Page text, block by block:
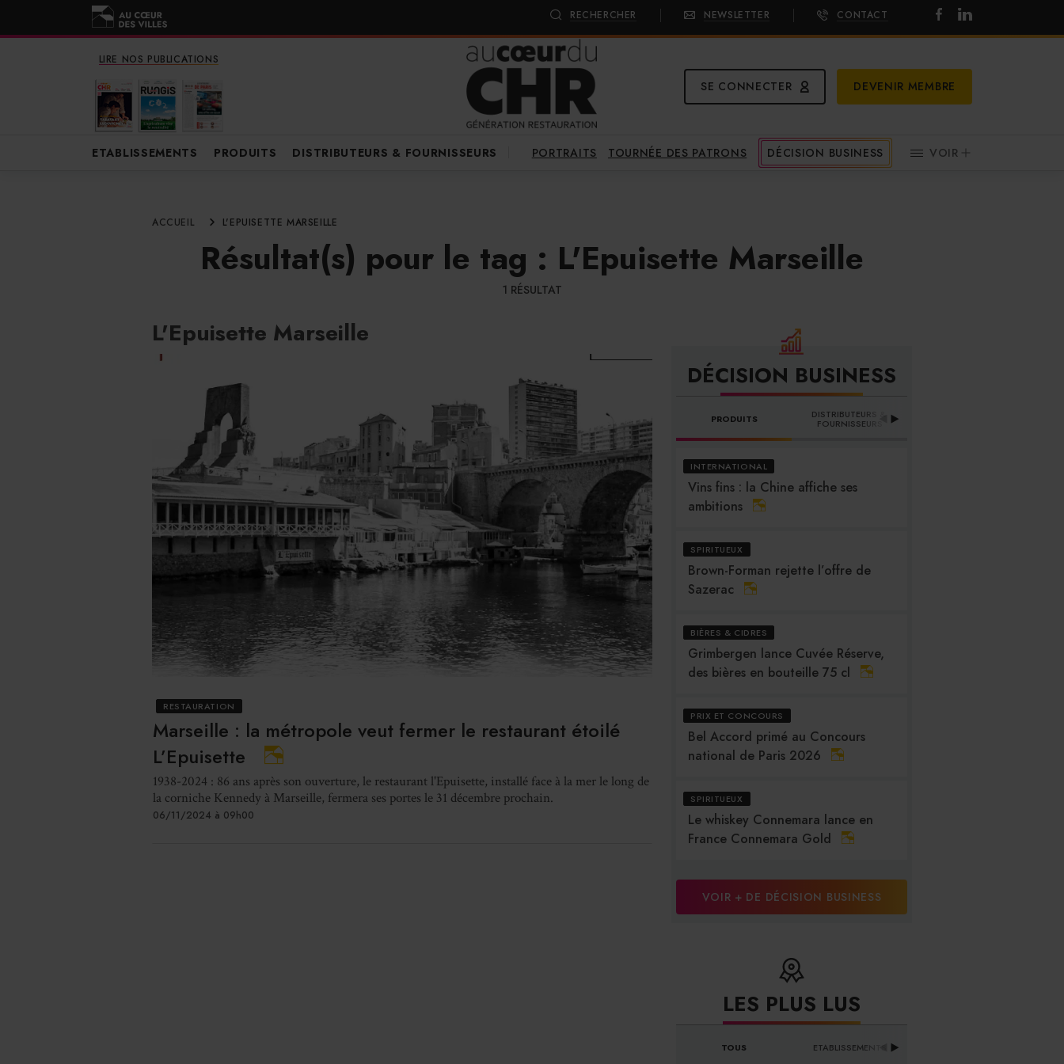
RECHERCHER NEWSLETTER CONTACT
LIRE NOS PUBLICATIONS
SE CONNECTER DEVENIR MEMBRE
ETABLISSEMENTS PRODUITS DISTRIBUTEURS & FOURNISSEURS PORTRAITS TOURNÉE DES PATRONS DÉCISION BUSINESS VOIR
ACCUEIL L'EPUISETTE MARSEILLE
Résultat(s) pour le tag : L'Epuisette Marseille
1 RÉSULTAT
L'Epuisette Marseille
RESTAURATION
Marseille : la métropole veut fermer le restaurant étoilé
L’Epuisette
1938-2024 : 86 ans après son ouverture, le restaurant l'Epuisette, installé face à la mer le long de
la corniche Kennedy à Marseille, fermera ses portes le 31 décembre prochain.
06/11/2024 à 09h00
DÉCISION BUSINESS
PRODUITS DISTRIBUTEURS &
FOURNISSEURS
INTERNATIONAL
Vins fins : la Chine affiche ses
ambitions
SPIRITUEUX
Brown-Forman rejette l’offre de
Sazerac
BIÈRES & CIDRES
Grimbergen lance Cuvée Réserve,
des bières en bouteille 75 cl
PRIX ET CONCOURS
Bel Accord primé au Concours
national de Paris 2026
SPIRITUEUX
Le whiskey Connemara lance en
France Connemara Gold
VOIR + DE DÉCISION BUSINESS
LES PLUS LUS
TOUS ETABLISSEMENTS